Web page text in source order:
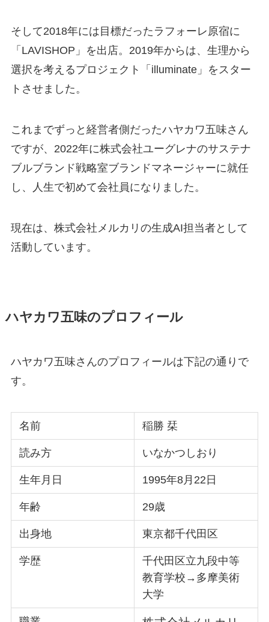
そして2018年には目標だったラフォーレ原宿に
「LAVISHOP」を出店。2019年からは、生理から
選択を考えるプロジェクト「illuminate」をスター
トさせました。
これまでずっと経営者側だったハヤカワ五味さん
ですが、2022年に株式会社ユーグレナのサステナ
ブルブランド戦略室ブランドマネージャーに就任
し、人生で初めて会社員になりました。
現在は、株式会社メルカリの生成AI担当者として
活動しています。
ハヤカワ五味のプロフィール
ハヤカワ五味さんのプロフィールは下記の通りで
す。
名前 稲勝 栞
読み方 いなかつしおり
生年月日 1995年8月22日
年齢 29歳
出身地 東京都千代田区
学歴
千代田区立九段中等
教育学校→多摩美術
大学